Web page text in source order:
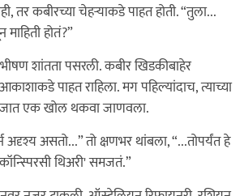
तर कबीरच्या चेहऱ्याकडे पाहत होती. “तुला...
होतं?”
शांतता पसरली. कबीर खिडकीबाहेर
पाहत राहिला. मग पहिल्यांदाच, त्याच्या
एक खोल थकवा जाणवला.
अदृश्य असतो...” तो क्षणभर थांबला, “...तोपर्यंत हे
थिअरी' समजतं.”